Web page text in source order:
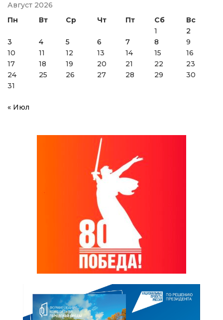
Август 2026
Пн
Вт Ср Чт Пт Сб
Вс
1
2
3
4 5 6 7 8
9
10
11 12 13 14 15
16
17
18 19 20 21 22
23
24
25 26 27 28 29
30
31
« Июл